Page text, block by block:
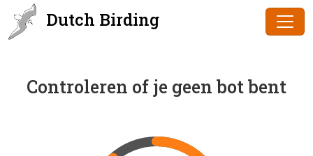
Dutch Birding
Controleren of je geen bot bent